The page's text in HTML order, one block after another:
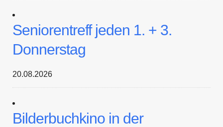
Seniorentreff jeden 1. + 3.
Donnerstag
20.08.2026
Bilderbuchkino in der